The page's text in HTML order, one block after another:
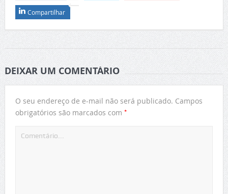
Compartilhar
DEIXAR UM COMENTÁRIO
O seu endereço de e-mail não será publicado. Campos
obrigatórios são marcados com *